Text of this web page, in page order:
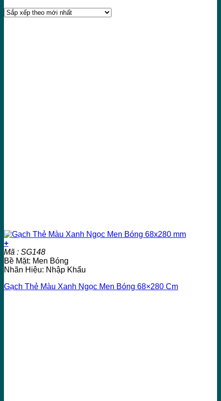
+
Mã : SG148
Bề Mặt: Men Bóng
Nhãn Hiệu: Nhập Khẩu
Gạch Thẻ Màu Xanh Ngọc Men Bóng 68×280 Cm